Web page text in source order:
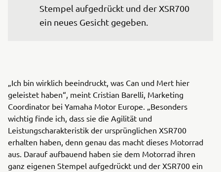
Stempel aufgedrückt und der XSR700
ein neues Gesicht gegeben.
„Ich bin wirklich beeindruckt, was Can und Mert hier
geleistet haben“, meint Cristian Barelli, Marketing
Coordinator bei Yamaha Motor Europe. „Besonders
wichtig finde ich, dass sie die Agilität und
Leistungscharakteristik der ursprünglichen XSR700
erhalten haben, denn genau das macht dieses Motorrad
aus. Darauf aufbauend haben sie dem Motorrad ihren
ganz eigenen Stempel aufgedrückt und der XSR700 ein